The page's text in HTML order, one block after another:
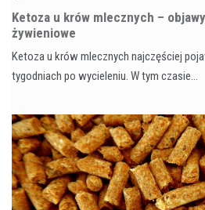
Ketoza u krów mlecznych –
żywieniowe
Ketoza u krów mlecznych najczęściej
tygodniach po wycieleniu. W tym czasie…